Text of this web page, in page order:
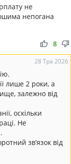
не
непогана
thumb_up thumb_down
8
28 Тра 2026
лише 2 роки, а
залежно від
оскільки
Не
зв’язок від